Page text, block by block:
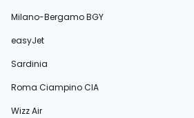
Milano-Bergamo BGY
easyJet
Sardinia
Roma Ciampino CIA
Wizz Air